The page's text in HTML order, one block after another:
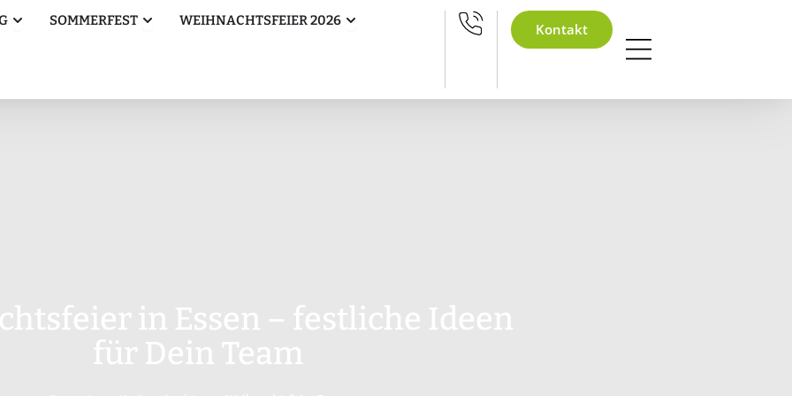
Öffne Betriebsausflug
SOMMERFEST Öffne Sommerfest
WEIHNACHTSFEIER 2026 Öffne Weihnachtsfeier 2026
Kontakt